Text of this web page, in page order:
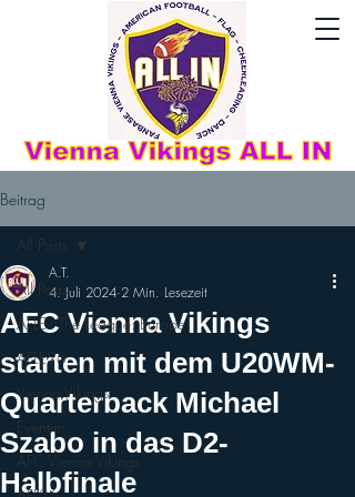
Beitrag
All Posts
AFLE - The League: Europe
AFLE26
Vienna Vikings
Eventim
AFC Vienna Vikings
All Posts
AFC Vienna Vikings
starten mit dem U20WM-
Quarterback Michael
Szabo in das D2-
Halbfinale
A.T.
4. Juli 2024 2 Min. Lesezeit